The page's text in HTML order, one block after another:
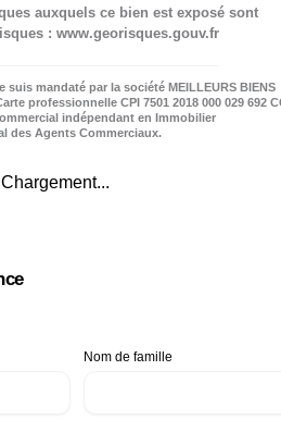
auxquels ce bien est exposé sont
: www.georisques.gouv.fr
mandaté par la société MEILLEURS BIENS
professionnelle CPI 7501 2018 000 029 692
indépendant en Immobilier
des Agents Commerciaux.
Chargement...
Nom de famille